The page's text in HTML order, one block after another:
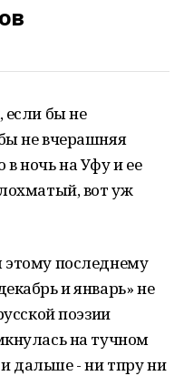
если бы не
не вчерашняя
ночь на Уфу и ее
вот уж
этому последнему
и январь» не
поэзии
на тучном
дальше - ни тпру ни